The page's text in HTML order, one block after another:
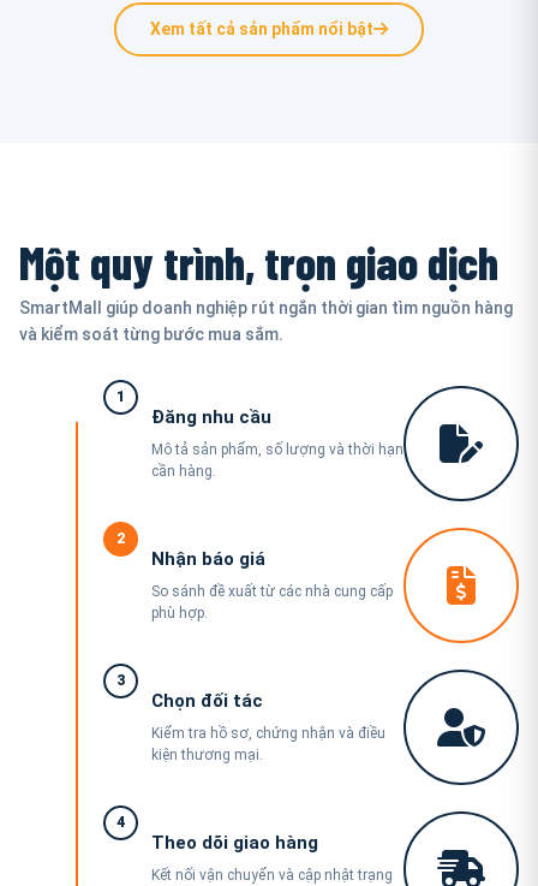
Xem tất cả sản phẩm nổi bật
Một quy trình, trọn giao dịch
SmartMall giúp doanh nghiệp rút ngắn thời gian tìm nguồn hàng
và kiểm soát từng bước mua sắm.
1
Đăng nhu cầu
Mô tả sản phẩm, số lượng và thời hạn
cần hàng.
2
Nhận báo giá
So sánh đề xuất từ các nhà cung cấp
phù hợp.
3
Chọn đối tác
Kiểm tra hồ sơ, chứng nhận và điều
kiện thương mại.
4
Theo dõi giao hàng
Kết nối vận chuyển và cập nhật trạng